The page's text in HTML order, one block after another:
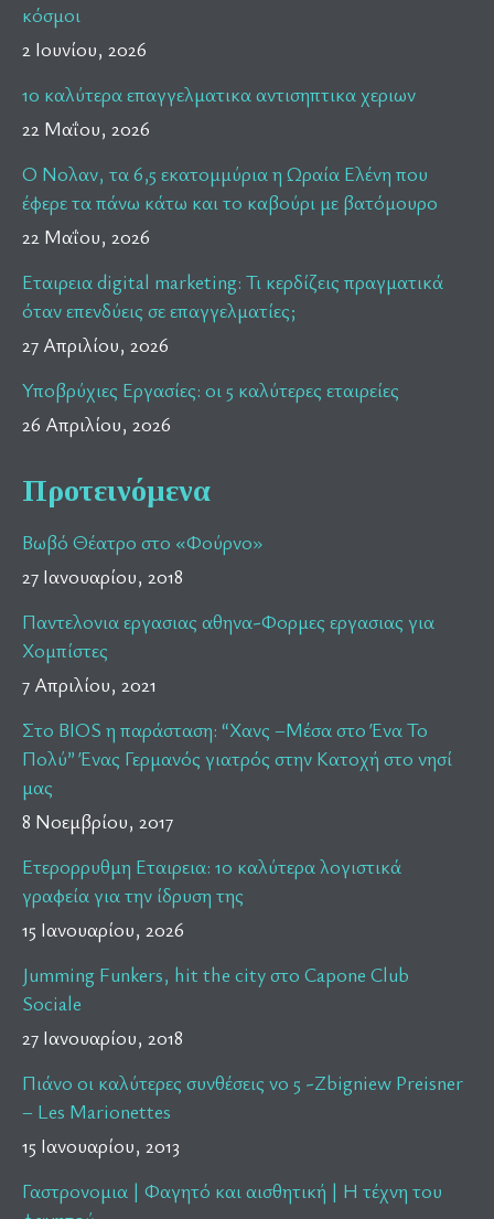
κόσμοι
2 Ιουνίου, 2026
10 καλύτερα επαγγελματικα αντισηπτικα χεριων
22 Μαΐου, 2026
Ο Νολαν, τα 6,5 εκατομμύρια η Ωραία Ελένη που
έφερε τα πάνω κάτω και το καβούρι με βατόμουρο
22 Μαΐου, 2026
Εταιρεια digital marketing: Τι κερδίζεις πραγματικά
όταν επενδύεις σε επαγγελματίες;
27 Απριλίου, 2026
Υποβρύχιες Εργασίες: οι 5 καλύτερες εταιρείες
26 Απριλίου, 2026
Προτεινόμενα
Βωβό Θέατρο στο «Φούρνο»
27 Ιανουαρίου, 2018
Παντελονια εργασιας αθηνα-Φορμες εργασιας για
Χομπίστες
7 Απριλίου, 2021
Στο BIOS η παράσταση: “Χανς –Μέσα στο Ένα Το
Πολύ” Ένας Γερμανός γιατρός στην Κατοχή στο νησί
μας
8 Νοεμβρίου, 2017
Ετερορρυθμη Εταιρεια: 10 καλύτερα λογιστικά
γραφεία για την ίδρυση της
15 Ιανουαρίου, 2026
Jumming Funkers, hit the city στο Capone Club
Sociale
27 Ιανουαρίου, 2018
Πιάνο οι καλύτερες συνθέσεις νο 5 -Zbigniew Preisner
– Les Marionettes
15 Ιανουαρίου, 2013
Γαστρονομια | Φαγητό και αισθητική | Η τέχνη του